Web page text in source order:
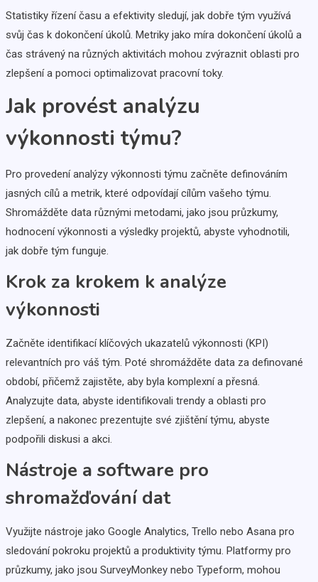
Statistiky řízení času a efektivity sledují, jak dobře tým využívá
svůj čas k dokončení úkolů. Metriky jako míra dokončení úkolů a
čas strávený na různých aktivitách mohou zvýraznit oblasti pro
zlepšení a pomoci optimalizovat pracovní toky.
Jak provést analýzu
výkonnosti týmu?
Pro provedení analýzy výkonnosti týmu začněte definováním
jasných cílů a metrik, které odpovídají cílům vašeho týmu.
Shromážděte data různými metodami, jako jsou průzkumy,
hodnocení výkonnosti a výsledky projektů, abyste vyhodnotili,
jak dobře tým funguje.
Krok za krokem k analýze
výkonnosti
Začněte identifikací klíčových ukazatelů výkonnosti (KPI)
relevantních pro váš tým. Poté shromážděte data za definované
období, přičemž zajistěte, aby byla komplexní a přesná.
Analyzujte data, abyste identifikovali trendy a oblasti pro
zlepšení, a nakonec prezentujte své zjištění týmu, abyste
podpořili diskusi a akci.
Nástroje a software pro
shromažďování dat
Využijte nástroje jako Google Analytics, Trello nebo Asana pro
sledování pokroku projektů a produktivity týmu. Platformy pro
průzkumy, jako jsou SurveyMonkey nebo Typeform, mohou